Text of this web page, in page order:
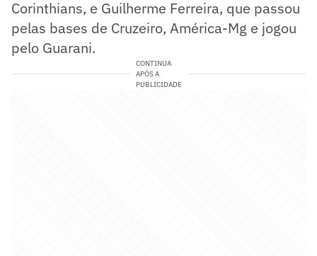
Corinthians, e Guilherme Ferreira, que passou
pelas bases de Cruzeiro, América-Mg e jogou
pelo Guarani.
CONTINUA
APÓS A
PUBLICIDADE